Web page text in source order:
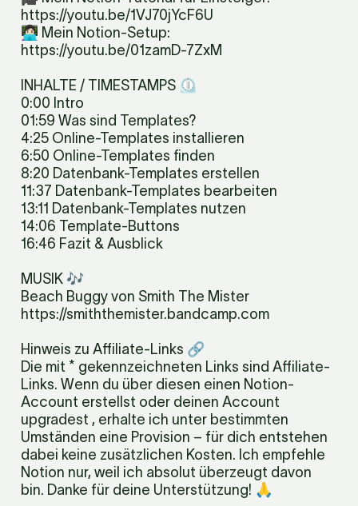
https://youtu.be/1VJ70jYcF6U
👩🏻‍💻 Mein Notion-Setup:
https://youtu.be/01zamD-7ZxM
INHALTE / TIMESTAMPS ⏲️
0:00 Intro
01:59 Was sind Templates?
4:25 Online-Templates installieren
6:50 Online-Templates finden
8:20 Datenbank-Templates erstellen
11:37 Datenbank-Templates bearbeiten
13:11 Datenbank-Templates nutzen
14:06 Template-Buttons
16:46 Fazit & Ausblick
MUSIK 🎶
Beach Buggy von Smith The Mister
https://smiththemister.bandcamp.com
Hinweis zu Affiliate-Links 🔗
Die mit * gekennzeichneten Links sind Affiliate-
Links. Wenn du über diesen einen Notion-
Account erstellst oder deinen Account
upgradest , erhalte ich unter bestimmten
Umständen eine Provision – für dich entstehen
dabei keine zusätzlichen Kosten. Ich empfehle
Notion nur, weil ich absolut überzeugt davon
bin. Danke für deine Unterstützung! 🙏